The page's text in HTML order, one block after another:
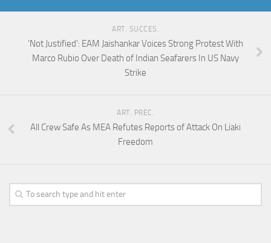
ART. SUCCES.
‘Not Justified’: EAM Jaishankar Voices Strong Protest With
Marco Rubio Over Death of Indian Seafarers In US Navy
Strike
ART. PREC.
All Crew Safe As MEA Refutes Reports of Attack On Liaki
Freedom